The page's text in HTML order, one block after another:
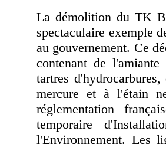
La démolition du TK
spectaculaire exemple
au gouvernement. Ce
contenant de
tartres
mercure et à l'étain
réglementation
temporaire
l'Environnement. Les